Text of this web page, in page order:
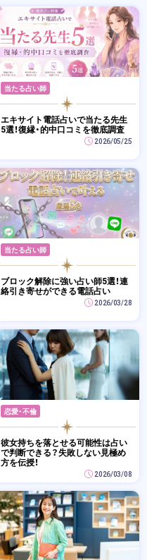
当たる占い師
エキサイト電話占いで当たる先生
5選！復縁・的中口コミを徹底調査
2026/05/25
当たる占い師
ブロック解除に強い占い師5選！連
絡引き寄せができる電話占い
2026/03/28
恋愛・不倫
彼女持ちを落とせる可能性は占い
で判断できる？失敗しない見極め
方を伝授！
2026/03/08